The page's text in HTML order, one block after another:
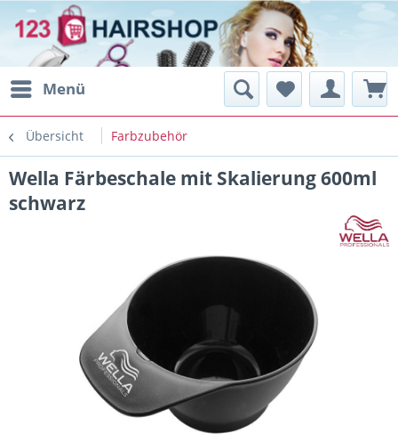
Menü
Übersicht Farbzubehör
Wella Färbeschale mit Skalierung 600ml
schwarz